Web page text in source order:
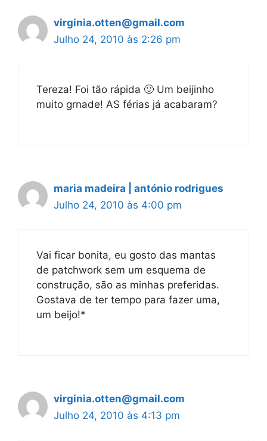
virginia.otten@gmail.com
Julho 24, 2010 às 2:26 pm
Tereza! Foi tão rápida 🙂 Um beijinho
muito grnade! AS férias já acabaram?
maria madeira | antónio rodrigues
Julho 24, 2010 às 4:00 pm
Vai ficar bonita, eu gosto das mantas
de patchwork sem um esquema de
construção, são as minhas preferidas.
Gostava de ter tempo para fazer uma,
um beijo!*
virginia.otten@gmail.com
Julho 24, 2010 às 4:13 pm